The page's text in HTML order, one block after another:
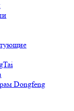
Dongfeng